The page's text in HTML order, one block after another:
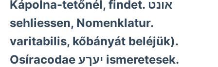
Kápolna-tetőnél, findet. אונט
sehliessen, Nomenklatur.
varitabilis, kőbányát beléjük).
Osíracodae יעךע ismeretesek.